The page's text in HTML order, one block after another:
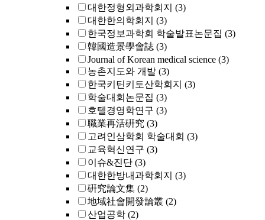
대한정형외과학회지 (3)
대한한의학회지 (3)
한국정보과학회 학술발표논문집 (3)
韓國造景學會誌 (3)
Journal of Korean medical science (3)
농촌지도와 개발 (3)
한국키틴키토산학회지 (3)
학술대회논문집 (3)
호텔경영학연구 (3)
職業再活硏究 (3)
고려인삼학회 학술대회 (3)
교육혁신연구 (3)
이슈&진단 (3)
대한한방내과학회지 (3)
硏究論文集 (2)
地域社會開發論叢 (2)
산업공학 (2)